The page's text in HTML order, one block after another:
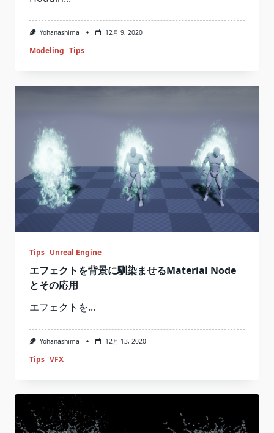
Yohanashima 12月 9, 2020
Modeling Tips
Tips Unreal Engine
エフェクトを背景に馴染ませるMaterial Node
とその応用
エフェクトを...
Yohanashima 12月 13, 2020
Tips VFX